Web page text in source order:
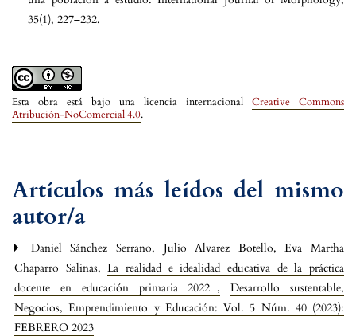
Esta obra está bajo una licencia internacional Creative Commons
Atribución-NoComercial 4.0.
35(1), 227–232.
Artículos más leídos del mismo
autor/a
Daniel Sánchez Serrano, Julio Alvarez Botello, Eva Martha
Chaparro Salinas,La realidad e idealidad educativa de la práctica
docente en educación primaria 2022,Desarrollo sustentable,
Negocios, Emprendimiento y Educación: Vol. 5 Núm. 40 (2023):
FEBRERO 2023